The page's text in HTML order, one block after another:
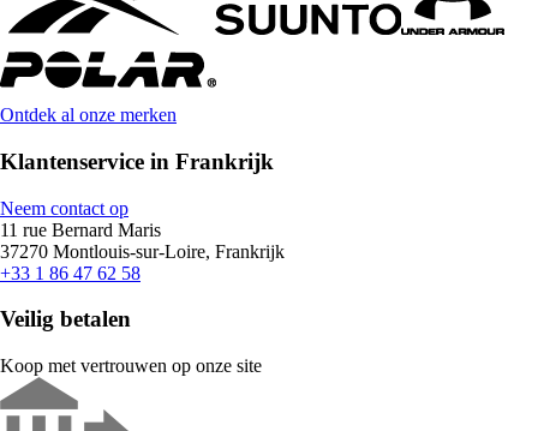
Ontdek al onze merken
Klantenservice in Frankrijk
Neem contact op
11 rue Bernard Maris
37270 Montlouis-sur-Loire, Frankrijk
+33 1 86 47 62 58
Veilig betalen
Koop met vertrouwen op onze site